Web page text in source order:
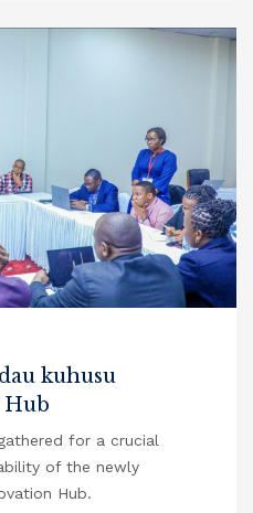
kuhusu
Hub
for a crucial
of the newly
Hub.